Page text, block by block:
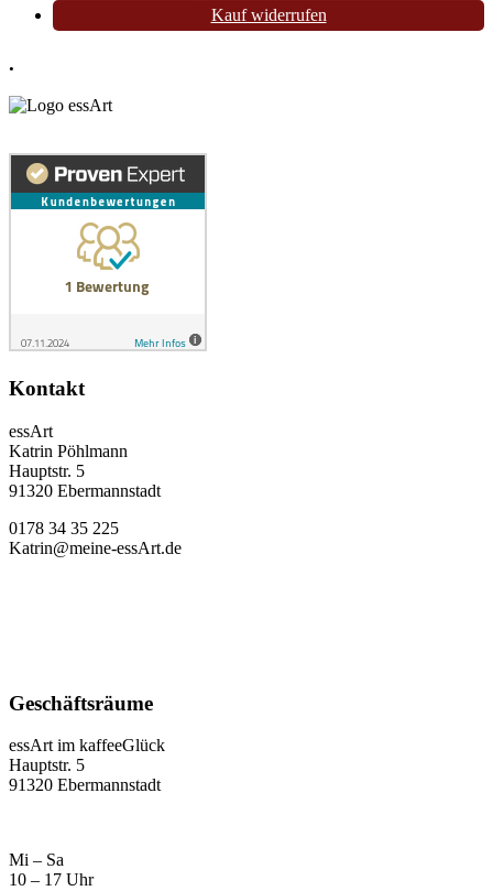
Kauf widerrufen
.
Kontakt
essArt
Katrin Pöhlmann
Hauptstr. 5
91320 Ebermannstadt
0178 34 35 225
Katrin@meine-essArt.de
Geschäftsräume
essArt im kaffeeGlück
Hauptstr. 5
91320 Ebermannstadt
Mi – Sa
10 – 17 Uhr